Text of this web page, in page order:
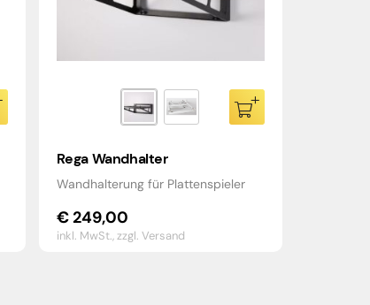
Rega Wandhalter
Wandhalterung für Plattenspieler
€249,00
inkl. MwSt.,zzgl. Versand